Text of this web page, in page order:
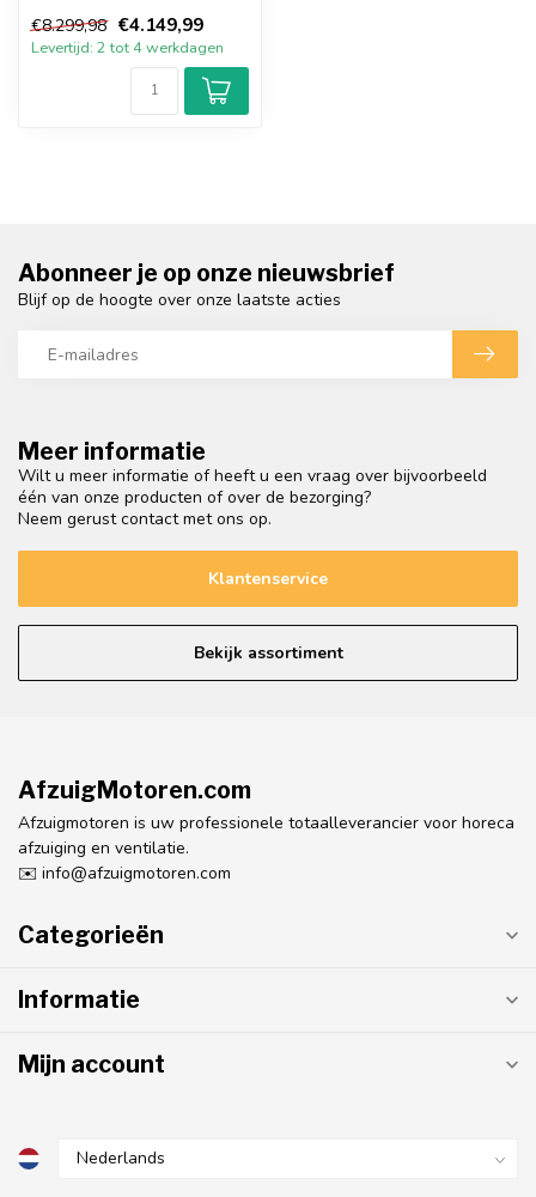
ruimtes. ...
€8.299,98 €4.149,99
Levertijd: 2 tot 4 werkdagen
Meer informatie
Wilt u meer informatie of heeft u een vraag over bijvoorbeeld
één van onze producten of over de bezorging?
Neem gerust contact met ons op.
Klantenservice
Bekijk assortiment
Abonneer je op onze nieuwsbrief
Blijf op de hoogte over onze laatste acties
AfzuigMotoren.com
Afzuigmotoren is uw professionele totaalleverancier voor horeca
afzuiging en ventilatie.
✉️ info@afzuigmotoren.com
Categorieën
Informatie
Mijn account